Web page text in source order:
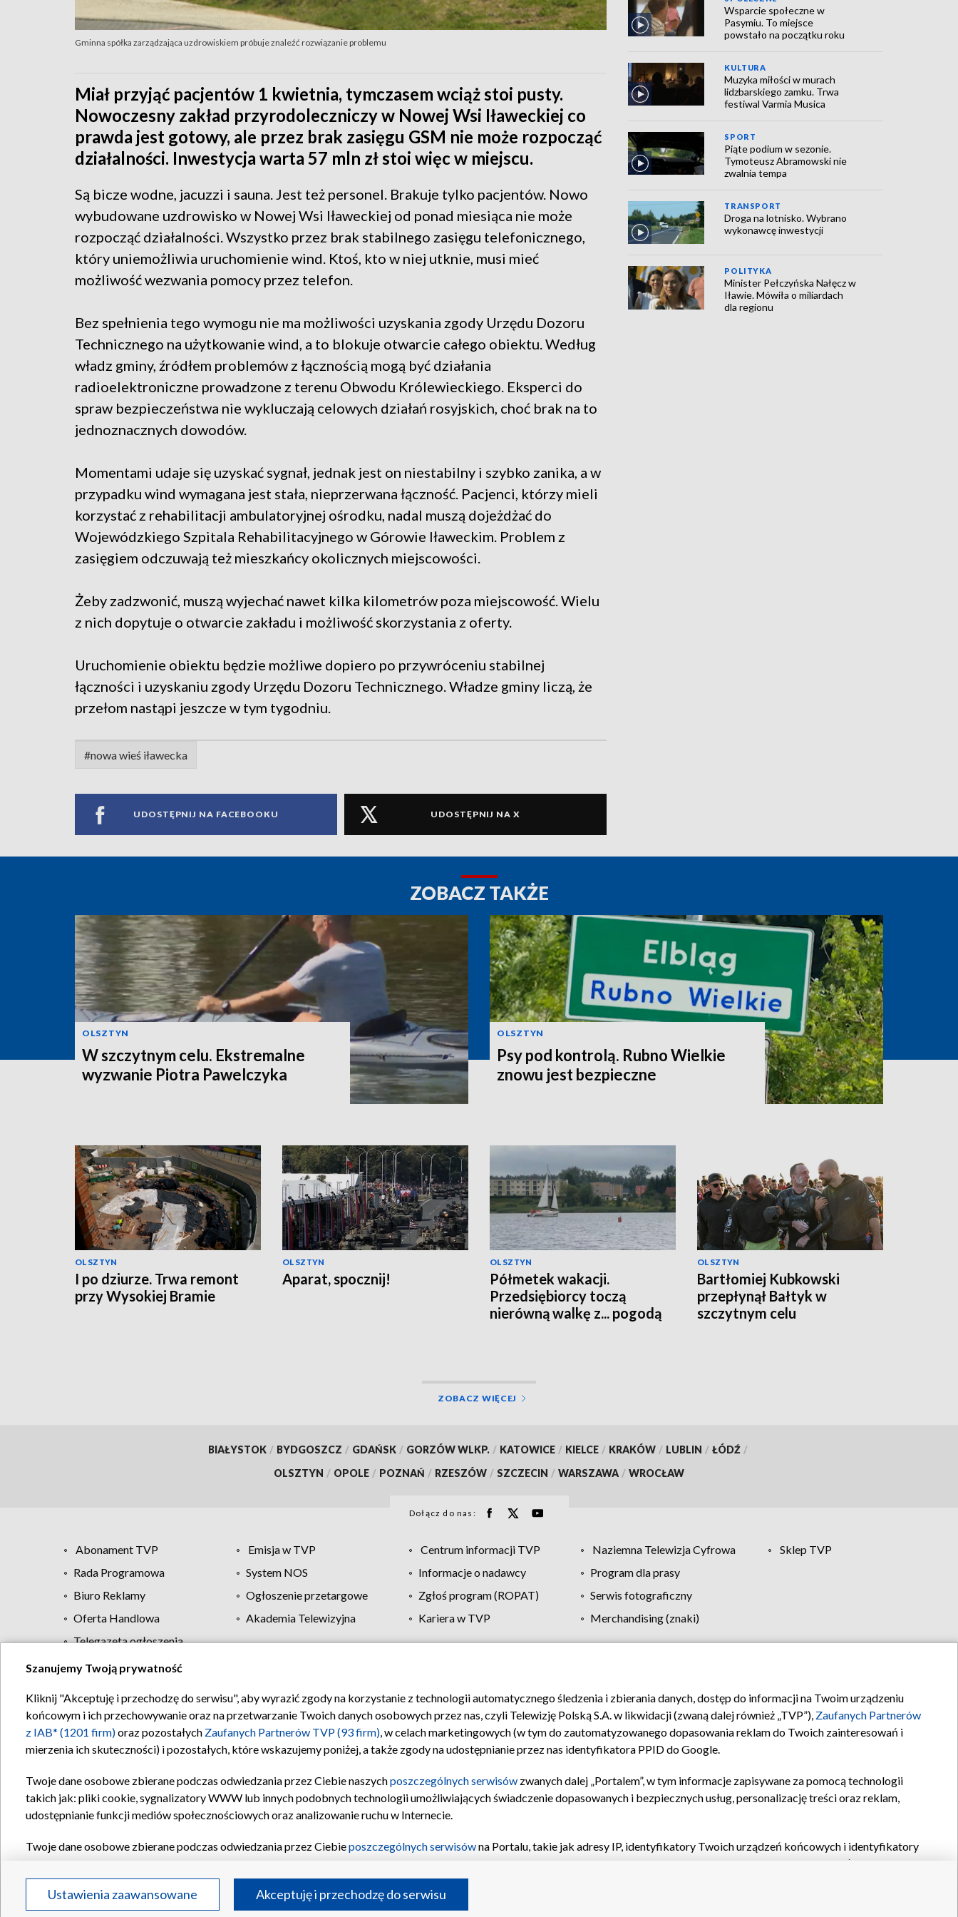
Gminna spółka zarządzająca uzdrowiskiem próbuje znaleźć rozwiązanie problemu
Miał przyjąć pacjentów 1 kwietnia, tymczasem wciąż stoi pusty.
Nowoczesny zakład przyrodoleczniczy w Nowej Wsi Iławeckiej co
prawda jest gotowy, ale przez brak zasięgu GSM nie może rozpocząć
działalności. Inwestycja warta 57 mln zł stoi więc w miejscu.
Są bicze wodne, jacuzzi i sauna. Jest też personel. Brakuje tylko pacjentów. Nowo
wybudowane uzdrowisko w Nowej Wsi Iławeckiej od ponad miesiąca nie może
rozpocząć działalności. Wszystko przez brak stabilnego zasięgu telefonicznego,
który uniemożliwia uruchomienie wind. Ktoś, kto w niej utknie, musi mieć
możliwość wezwania pomocy przez telefon.
Bez spełnienia tego wymogu nie ma możliwości uzyskania zgody Urzędu Dozoru
Technicznego na użytkowanie wind, a to blokuje otwarcie całego obiektu. Według
władz gminy, źródłem problemów z łącznością mogą być działania
radioelektroniczne prowadzone z terenu Obwodu Królewieckiego. Eksperci do
spraw bezpieczeństwa nie wykluczają celowych działań rosyjskich, choć brak na to
jednoznacznych dowodów.
Momentami udaje się uzyskać sygnał, jednak jest on niestabilny i szybko zanika, a w
przypadku wind wymagana jest stała, nieprzerwana łączność. Pacjenci, którzy mieli
korzystać z rehabilitacji ambulatoryjnej ośrodku, nadal muszą dojeżdżać do
Wojewódzkiego Szpitala Rehabilitacyjnego w Górowie Iławeckim. Problem z
zasięgiem odczuwają też mieszkańcy okolicznych miejscowości.
Żeby zadzwonić, muszą wyjechać nawet kilka kilometrów poza miejscowość. Wielu
z nich dopytuje o otwarcie zakładu i możliwość skorzystania z oferty.
Uruchomienie obiektu będzie możliwe dopiero po przywróceniu stabilnej
łączności i uzyskaniu zgody Urzędu Dozoru Technicznego. Władze gminy liczą, że
przełom nastąpi jeszcze w tym tygodniu.
#nowa wieś iławecka
UDOSTĘPNIJ NA FACEBOOKU UDOSTĘPNIJ NA X
Wsparcie społeczne w
Pasymiu. To miejsce
powstało na początku roku
KULTURA
Muzyka miłości w murach
lidzbarskiego zamku. Trwa
festiwal Varmia Musica
SPORT
Piąte podium w sezonie.
Tymoteusz Abramowski nie
zwalnia tempa
TRANSPORT
Droga na lotnisko. Wybrano
wykonawcę inwestycji
POLITYKA
Minister Pełczyńska Nałęcz w
Iławie. Mówiła o miliardach
dla regionu
ZOBACZ TAKŻE
OLSZTYN
W szczytnym celu. Ekstremalne
wyzwanie Piotra Pawelczyka
OLSZTYN
Psy pod kontrolą. Rubno Wielkie
znowu jest bezpieczne
OLSZTYN
I po dziurze. Trwa remont
przy Wysokiej Bramie
OLSZTYN
Aparat, spocznij!
OLSZTYN
Półmetek wakacji.
Przedsiębiorcy toczą
nierówną walkę z... pogodą
OLSZTYN
Bartłomiej Kubkowski
przepłynął Bałtyk w
szczytnym celu
ZOBACZ WIĘCEJ
BIAŁYSTOK / BYDGOSZCZ / GDAŃSK / GORZÓW WLKP. / KATOWICE / KIELCE / KRAKÓW / LUBLIN / ŁÓDŹ /
OLSZTYN / OPOLE / POZNAŃ / RZESZÓW / SZCZECIN / WARSZAWA / WROCŁAW
Dołącz do nas:
Abonament TVP Emisja w TVP Centrum informacji TVP Naziemna Telewizja Cyfrowa
Sklep TVP
Rada Programowa
System NOS Informacje o nadawcy
Program dla prasy
Biuro Reklamy
Ogłoszenie przetargowe Zgłoś program (ROPAT)
Serwis fotograficzny
Oferta Handlowa
Akademia Telewizyjna Kariera w TVP
Merchandising (znaki)
Telegazeta ogłoszenia
Regulamin TVP Polityka prywatności Moje zgody Pomoc Biuro reklamy Kontakt
Szanujemy Twoją prywatność
Kliknij "Akceptuję i przechodzę do serwisu", aby wyrazić zgody na korzystanie z technologii automatycznego śledzenia i zbierania danych, dostęp do informacji na Twoim urządzeniu
końcowym i ich przechowywanie oraz na przetwarzanie Twoich danych osobowych przez nas, czyli Telewizję Polską S.A. w likwidacji (zwaną dalej również „TVP”), Zaufanych Partnerów
z IAB* (1201 firm)oraz pozostałych Zaufanych Partnerów TVP (93 firm), w celach marketingowych (w tym do zautomatyzowanego dopasowania reklam do Twoich zainteresowań i
mierzenia ich skuteczności) i pozostałych, które wskazujemy poniżej, a także zgody na udostępnianie przez nas identyfikatora PPID do Google.
Twoje dane osobowe zbierane podczas odwiedzania przez Ciebie naszychposzczególnych serwisów zwanych dalej „Portalem”, w tym informacje zapisywane za pomocą technologii
takich jak: pliki cookie, sygnalizatory WWW lub innych podobnych technologii umożliwiających świadczenie dopasowanych i bezpiecznych usług, personalizację treści oraz reklam,
udostępnianie funkcji mediów społecznościowych oraz analizowanie ruchu w Internecie.
Twoje dane osobowe zbierane podczas odwiedzania przez Ciebieposzczególnych serwisówna Portalu, takie jak adresy IP, identyfikatory Twoich urządzeń końcowych i identyfikatory
oraz pozostałych
Partnerów TVPdla realizacji następujących celów i funkcji: przechowywania informacji na urządzeniu lub dostęp do nich, wyboru podstawowych reklam, wyboru spersonalizowanych
reklam, tworzenia profilu spersonalizowanych reklam, tworzenia profilu spersonalizowanych treści, wyboru spersonalizowanych treści, pomiaru wydajności reklam, pomiaru wydajności
Ustawienia zaawansowane Akceptuję i przechodzę do serwisu